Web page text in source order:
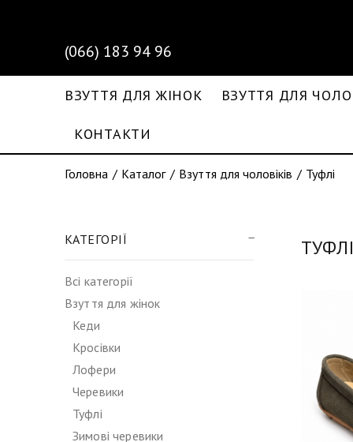
(066) 183 94 96
ВЗУТТЯ ДЛЯ ЖІНОК ВЗУТТЯ ДЛЯ
КОНТАКТИ
Головна Каталог Взуття для чоловіків Туфлі
КАТЕГОРІЇ
Всі категорії
Взуття для жінок
Кеди
Кросівки
Лофери
Черевики
Туфлі
Зимові черевики